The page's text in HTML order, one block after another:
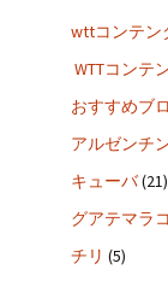
wttコンテン
WTTコンテ
おすすめブ
アルゼンチ
キューバ(21)
グアテマラ
チリ (5)